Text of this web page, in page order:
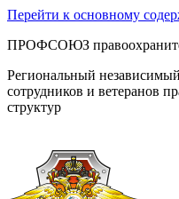
Перейти к основному
ПРОФСОЮЗ
Региональный
сотрудников и ветеранов
структур